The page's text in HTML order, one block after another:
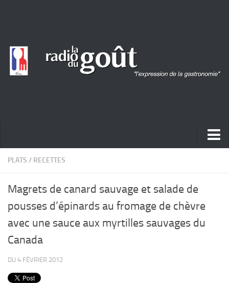
ACTUALITÉ
PORTRAITS
PRODUITS
PLATS / RECETTES
Magrets de canard sauvage et salade de
pousses d’épinards au fromage de chèvre
avec une sauce aux myrtilles sauvages du
Canada
DU 4 FÉVRIER 2012